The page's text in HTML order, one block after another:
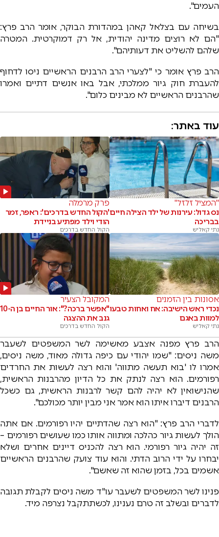
העמים".
בשיחה עם בצלאל קאהן במהדורת הבוקר, אומר הרב פרץ:
"הם לא רוצים מדינה יהודית, אל רק דמוקרטית. המטרה
שלהם להשליט את דעותיהם".
הרב פרץ אומר כי "לצערי הרב הרבנים הראשיים ניסו לדחוף
להעברת חוק גיור ממלכתי, אבל באו אנשים דתיים ואמרו
שהרבנים הראשיים לא מבינים כלום".
עוד באתר:
"המציל זלזל"
נס גדול: עירנות של ילד הצילה חיים
בבריכה
נתי קאליש
פרק מרמלה
'הקול החדש בדרכים': ראפר, זמר
הודי וילד מפתיע בניידת
הקול החדש בדרכים
אסונות בין הזמנים
נכדי ראש הישיבה: אח ואחות טבעו
למוות באגם
נתי קאליש
המקובל הצעיר
"אפשר ברכה?": אור החיים בן ה-10
גנב את ההצגה
הקול החדש בדרכים
הרב פרץ מפנה אצבע מאשימה לשר המשפטים לשעבר
משה ניסים: "שמו יהודי עם כיפה גדולה מאוד, משה ניסים,
אמרו לו 'בוא תעשה מתווה' והוא רצה לעשות את החרדים
רפורמים. הוא רצה לנתק את כל הדיון מהרבנות הראשית,
שהנישואין לא יהיה להם קשר לרבנות הראשית, גם כשכל
הרבנים דיברו איתו הוא אמר אני מבין יותר מכולכם".
לדברי הרב פרץ: "הוא רצה שהדתיים יהיו רפורמים. אם אתה
הולך לעשות גיור כהלכה ומתווה אותו כמו שעושים רפורמים –
זה יהיה גיור רפורמי. הוא רצה להכניס דיינים אחרים ושלא
יבחרו על ידי הרוב הדתי. והוא עוד צועק שהרבנים הראשיים
אשמים בכל, בזמן שהוא זה שאשם".
פנינו לשר המשפטים לשעבר עו"ד משה ניסים לקבלת תגובה
לדברים ובשלב זה טרם נענינו, לכשתתקבל נצרפה מיד.